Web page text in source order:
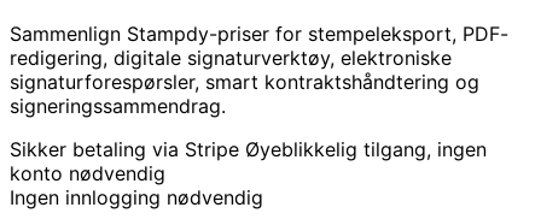
Sammenlign Stampdy-priser for stempeleksport, PDF-
redigering, digitale signaturverktøy, elektroniske
signaturforespørsler, smart kontraktshåndtering og
signeringssammendrag.
Sikker betaling via Stripe Øyeblikkelig tilgang, ingen
konto nødvendig
Ingen innlogging nødvendig